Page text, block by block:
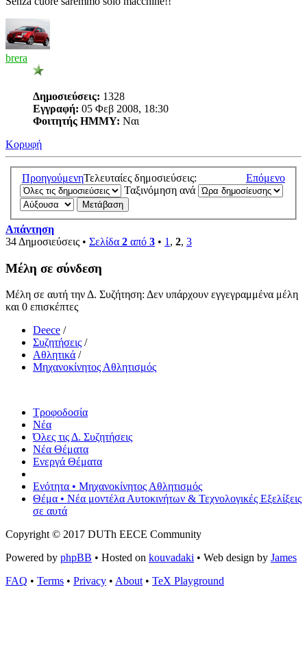
brera
Δημοσιεύσεις: 1328
Εγγραφή: 05 Φεβ 2008, 18:30
Φοιτητής ΗΜΜΥ: Ναι
Κορυφή
Προηγούμενη Επόμενο
Τελευταίες δημοσιεύσεις:
Ταξινόμηση ανά
Απάντηση
34 Δημοσιεύσεις • Σελίδα 2 από 3 • 1 , 2, 3
Μέλη σε σύνδεση
Μέλη σε αυτή την Δ. Συζήτηση: Δεν υπάρχουν εγγεγραμμένα μέλη
και 0 επισκέπτες
Deece /
Συζητήσεις /
Αθλητικά /
Μηχανοκίνητος Αθλητισμός
Τροφοδοσία
Νέα
Όλες τις Δ. Συζητήσεις
Νέα Θέματα
Ενεργά Θέματα
Ενότητα • Μηχανοκίνητος Αθλητισμός
Θέμα • Νέα μοντέλα Αυτοκινήτων & Τεχνολογικές Εξελίξεις
σε αυτά
Copyright © 2017 DUTh EECE Community
Powered by phpBB • Hosted on kouvadaki • Web design by James
FAQ • Terms • Privacy • About • TeX Playground